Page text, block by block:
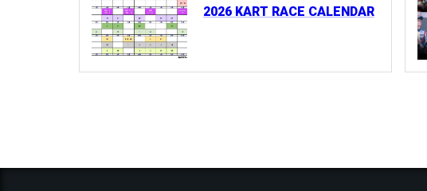
2026 KART RACE CALENDAR